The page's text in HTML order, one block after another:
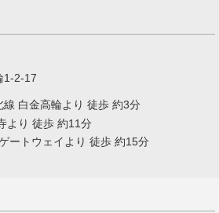
1-2-17
線 白金高輪より 徒歩 約3分
より 徒歩 約11分
ートウェイより 徒歩 約15分